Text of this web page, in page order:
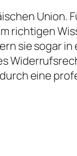
Union.
richtigen
sie sogar
eine